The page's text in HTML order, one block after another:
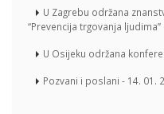
U Zagrebu održana
“Prevencija trgovanja ljudima”
U Osijeku održana
Pozvani i poslani - 14. 01.